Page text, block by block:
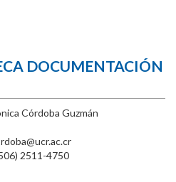
DOCUMENTACIÓN
Córdoba Guzmán
2511-4750